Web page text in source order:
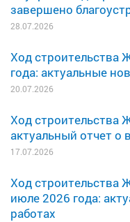
завершено
28.07.2026
Ход строительства
года: актуальные
20.07.2026
Ход строительства
актуальный отчет о
17.07.2026
Ход строительства
июле 2026 года:
работах